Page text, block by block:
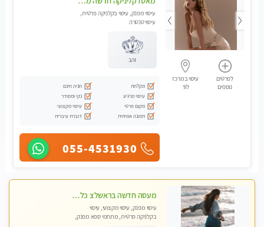
לפרטים
נוספים
עיסוי במרכז
לוד
עיסוי מפנק, עיסוי בקלניקה פרטית,
עיסוי טנטרה
זהב
מקלחת
חניה חינם
עיסוי מרגיע
נקי ומסודר
מקום פרטי
עיסוי מקצועי
תמונה אמיתית
דוברת עיברית
055-4531930
מעסה חדשה בראשלצ כל סוגי העיסויים מעסה מקצועית ואיכותית פרטי!!!
עיסוי מפנק, עיסוי מקצועי, עיסוי
בקלניקה פרטית, מתחמי ספא מפנק,